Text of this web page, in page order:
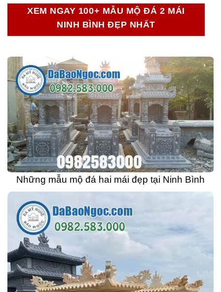
XEM NGAY 100+ MẪU MỘ ĐÁ 2 MÁI
NINH BÌNH ĐẸP NHẤT
Những mẫu mộ đá hai mái đẹp tại Ninh Bình